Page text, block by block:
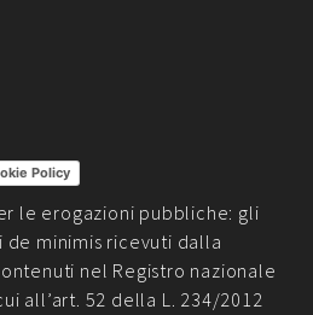
Policy
le erogazioni pubbliche: gli
minimis ricevuti dalla
nel Registro nazionale
all’art. 52 della L. 234/2012